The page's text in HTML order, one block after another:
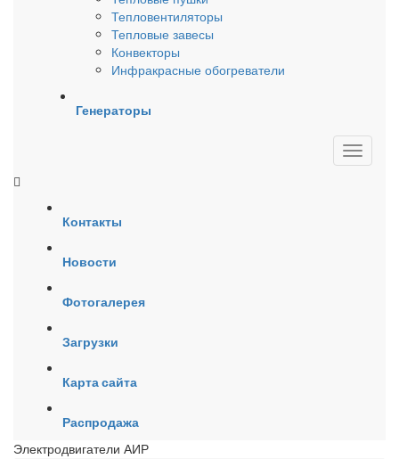
Тепловентиляторы
Тепловые завесы
Конвекторы
Инфракрасные обогреватели
Генераторы
Контакты
Новости
Фотогалерея
Загрузки
Карта сайта
Распродажа
Электродвигатели АИР